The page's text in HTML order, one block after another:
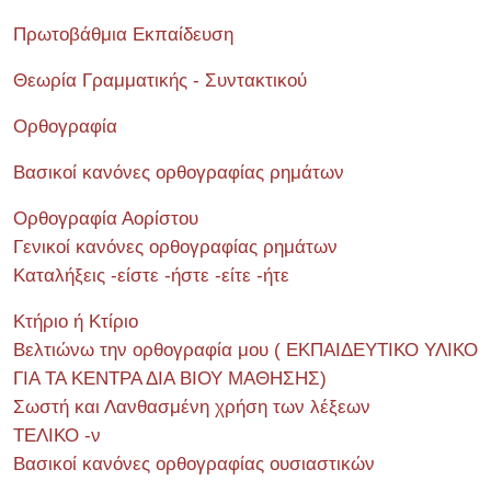
Πρωτοβάθμια Εκπαίδευση
Θεωρία Γραμματικής - Συντακτικού
Ορθογραφία
Βασικοί κανόνες ορθογραφίας ρημάτων
Ορθογραφία Αορίστου
Γενικοί κανόνες ορθογραφίας ρημάτων
Καταλήξεις -είστε -ήστε -είτε -ήτε
Κτήριο ή Κτίριο
Βελτιώνω την ορθογραφία μου ( ΕΚΠΑΙΔΕΥΤΙΚΟ ΥΛΙΚΟ
ΓΙΑ ΤΑ ΚΕΝΤΡΑ ΔΙΑ ΒΙΟΥ ΜΑΘΗΣΗΣ)
Σωστή και Λανθασμένη χρήση των λέξεων
ΤΕΛΙΚΟ -ν
Βασικοί κανόνες ορθογραφίας ουσιαστικών